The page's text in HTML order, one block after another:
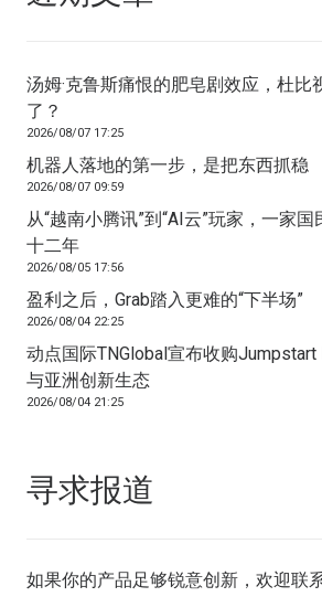
汤姆·克鲁斯痛恨的肥皂剧效应，杜比
了？
2026/08/07 17:25
机器人落地的第一步，是把东西抓稳
2026/08/07 09:59
从“越南小腾讯”到“AI云”玩家，一家
十二年
2026/08/05 17:56
盈利之后，Grab踏入更难的“下半场”
2026/08/04 22:25
动点国际TNGlobal宣布收购
与亚洲创新生态
2026/08/04 21:25
寻求报道
如果你的产品足够锐意创新，欢迎联